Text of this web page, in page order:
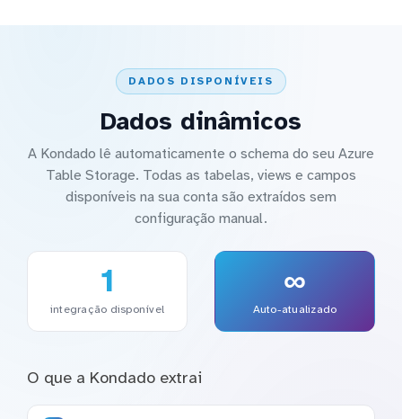
DADOS DISPONÍVEIS
Dados dinâmicos
A Kondado lê automaticamente o schema do seu Azure
Table Storage. Todas as tabelas, views e campos
disponíveis na sua conta são extraídos sem
configuração manual.
1
integração disponível
∞
Auto-atualizado
O que a Kondado extrai